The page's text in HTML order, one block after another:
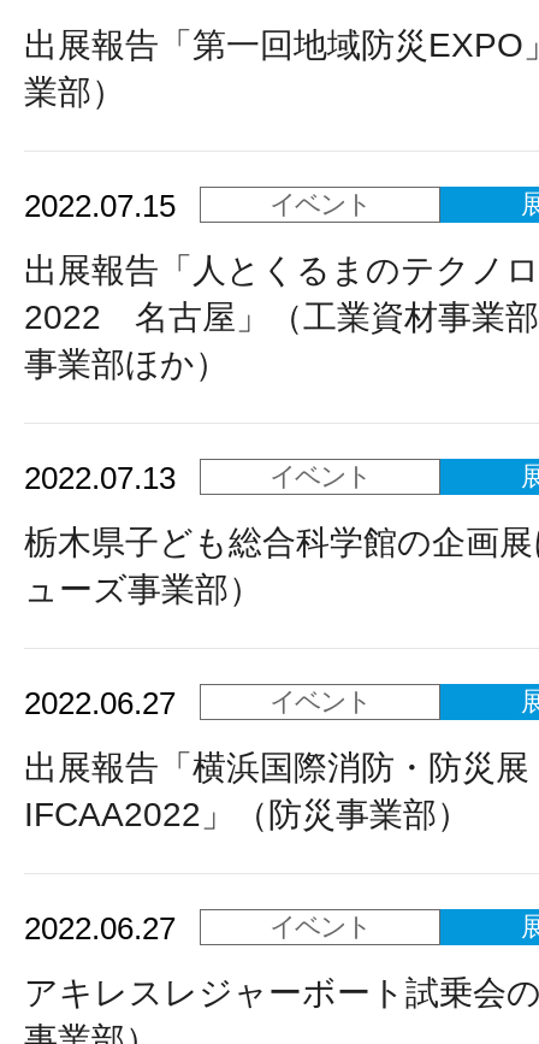
出展報告「第一回地域防災EXPO
業部）
2022.07.15 イベント
出展報告「人とくるまのテクノ
2022 名古屋」（工業資材事業
事業部ほか）
2022.07.13 イベント
栃木県子ども総合科学館の企画
ューズ事業部）
2022.06.27 イベント
出展報告「横浜国際消防・防災展
IFCAA2022」（防災事業部）
2022.06.27 イベント
アキレスレジャーボート試乗会